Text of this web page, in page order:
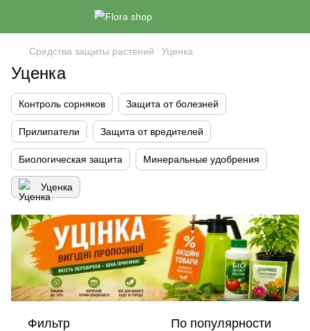
Средства защиты растений Уценка
Уценка
Контроль сорняков Защита от болезней
Прилипатели Защита от вредителей
Биологическая защита Минеральные удобрения
Уценка
Фильтр По популярности